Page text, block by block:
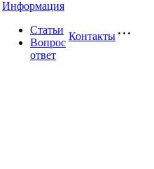
Информация
Статьи
Вопрос
ответ
Контакты